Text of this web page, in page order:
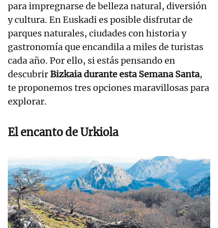
para impregnarse de belleza natural, diversión
y cultura. En Euskadi es posible disfrutar de
parques naturales, ciudades con historia y
gastronomía que encandila a miles de turistas
cada año. Por ello, si estás pensando en
descubrirBizkaia durante esta Semana Santa,
te proponemos tres opciones maravillosas para
explorar.
El encanto de Urkiola